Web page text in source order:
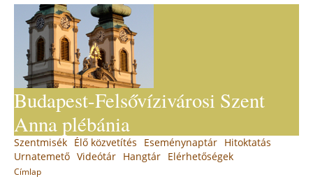
navigation
Budapest-Felsővízivárosi Szent
Anna plébánia
Címlap
Back
to
top
Main
menu
Szentmisék Élő közvetítés Eseménynaptár Hitoktatás
Urnatemető Videótár Hangtár Elérhetőségek